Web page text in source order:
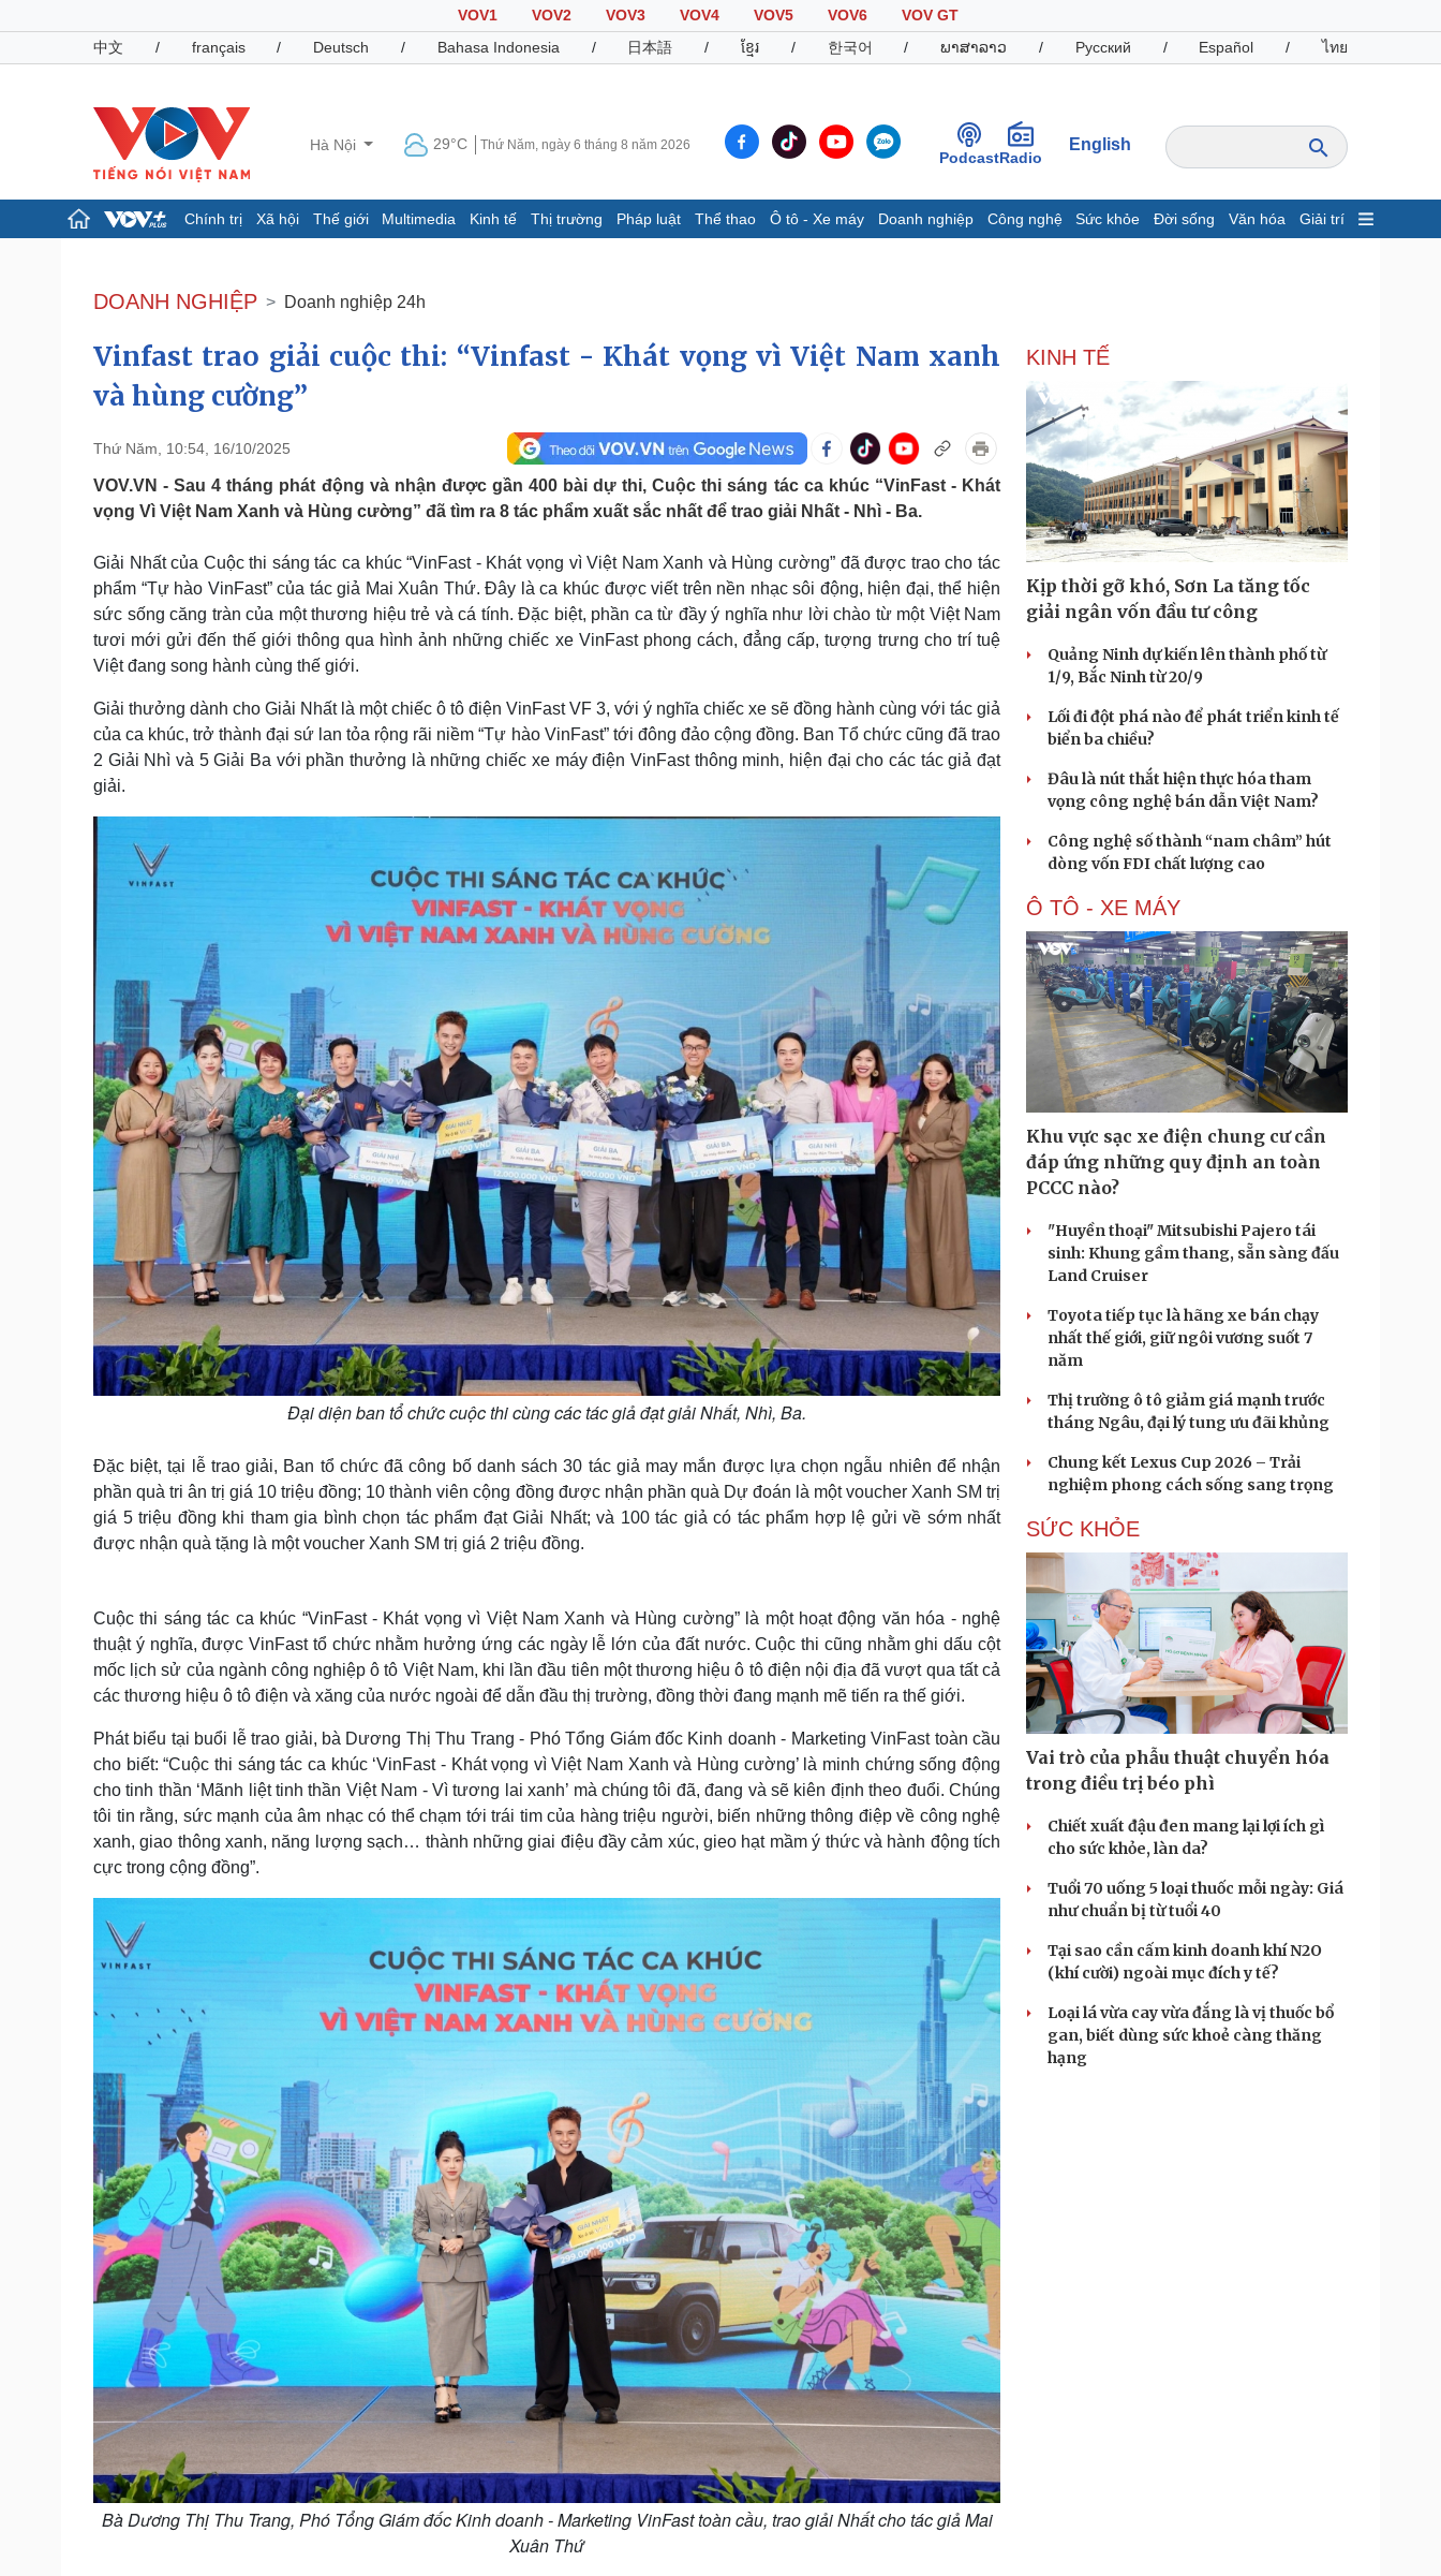
VOV1 VOV2 VOV3 VOV4 VOV5 VOV6
VOV GT
中文
/ français / Deutsch / Bahasa Indonesia / 日本語 / ខ្មែរ / 한국어 / ພາສາລາວ / Русский / Español / ไทย
Hà Nội 29°C Thứ Năm, ngày 6 tháng 8 năm 2026
PodcastRadio
English
Chính trị Xã hội Thế giới Multimedia Kinh tế Thị trường Pháp luật Thể thao Ô tô - Xe máy Doanh nghiệp Công nghệ Sức khỏe Đời sống Văn hóa Giải trí
Đảng
Tổ chức nhân sự
Nhận diện sự thật
Tin 24h
Dự báo thời tiết
Dấu ấn VOV
Infographic
Giá cà phê
Pháp luật
Tin nóng
Tư vấn luật
Việt Nam
Phân tích
Thể thao
Bóng đá
Lịch thi đấu bóng đá
Thế giới thể thao
Hậu trường
Ô tô - Xe máy
Ô tô
Xe máy
Tư vấn
Doanh nghiệp
Thông tin doanh nghiệp
Doanh nghiệp 24h
Doanh nhân
Vì cộng đồng
Công nghệ
Sành điệu
Tin Công nghệ
Trải nghiệm
Chuyển đổi số
Sức khỏe
Dinh dưỡng - món ngon
Cây thuốc
Sản phụ khoa
Nam khoa
Làm đẹp - giảm cân
Phòng mạch online
Ăn sạch sống khỏe
Đời sống
Nhà đẹp
Blog
Tình yêu - Gia đình
Văn hóa
Sân khấu - Điện ảnh
Văn học
Giải trí
Nghệ sĩ
Thời trang
Du lịch
Tư vấn
Săn Tour
Podcast
Câu chuyện thời sự
Đọc truyện đêm khuya
Cửa sổ tình yêu
Hạt giống tâm hồn
Cải chính
DOANH NGHIỆP Doanh nghiệp 24h
Vinfast trao giải cuộc thi: “Vinfast - Khát vọng vì Việt Nam xanh
và hùng cường”
Thứ Năm, 10:54, 16/10/2025
VOV.VN - Sau 4 tháng phát động và nhận được gần 400 bài dự thi, Cuộc thi sáng tác ca khúc “VinFast - Khát
vọng Vì Việt Nam Xanh và Hùng cường” đã tìm ra 8 tác phẩm xuất sắc nhất để trao giải Nhất - Nhì - Ba.
Giải Nhất của Cuộc thi sáng tác ca khúc “VinFast - Khát vọng vì Việt Nam Xanh và Hùng cường” đã được trao cho tác
phẩm “Tự hào VinFast” của tác giả Mai Xuân Thứ. Đây là ca khúc được viết trên nền nhạc sôi động, hiện đại, thể hiện
sức sống căng tràn của một thương hiệu trẻ và cá tính. Đặc biệt, phần ca từ đầy ý nghĩa như lời chào từ một Việt Nam
tươi mới gửi đến thế giới thông qua hình ảnh những chiếc xe VinFast phong cách, đẳng cấp, tượng trưng cho trí tuệ
Việt đang song hành cùng thế giới.
Giải thưởng dành cho Giải Nhất là một chiếc ô tô điện VinFast VF 3, với ý nghĩa chiếc xe sẽ đồng hành cùng với tác giả
của ca khúc, trở thành đại sứ lan tỏa rộng rãi niềm “Tự hào VinFast” tới đông đảo cộng đồng. Ban Tổ chức cũng đã trao
2 Giải Nhì và 5 Giải Ba với phần thưởng là những chiếc xe máy điện VinFast thông minh, hiện đại cho các tác giả đạt
giải.
Đại diện ban tổ chức cuộc thi cùng các tác giả đạt giải Nhất, Nhì, Ba.
Đặc biệt, tại lễ trao giải, Ban tổ chức đã công bố danh sách 30 tác giả may mắn được lựa chọn ngẫu nhiên để nhận
phần quà tri ân trị giá 10 triệu đồng; 10 thành viên cộng đồng được nhận phần quà Dự đoán là một voucher Xanh SM trị
giá 5 triệu đồng khi tham gia bình chọn tác phẩm đạt Giải Nhất; và 100 tác giả có tác phẩm hợp lệ gửi về sớm nhất
được nhận quà tặng là một voucher Xanh SM trị giá 2 triệu đồng.
Cuộc thi sáng tác ca khúc “VinFast - Khát vọng vì Việt Nam Xanh và Hùng cường” là một hoạt động văn hóa - nghệ
thuật ý nghĩa, được VinFast tổ chức nhằm hưởng ứng các ngày lễ lớn của đất nước. Cuộc thi cũng nhằm ghi dấu cột
mốc lịch sử của ngành công nghiệp ô tô Việt Nam, khi lần đầu tiên một thương hiệu ô tô điện nội địa đã vượt qua tất cả
các thương hiệu ô tô điện và xăng của nước ngoài để dẫn đầu thị trường, đồng thời đang mạnh mẽ tiến ra thế giới.
Phát biểu tại buổi lễ trao giải, bà Dương Thị Thu Trang - Phó Tổng Giám đốc Kinh doanh - Marketing VinFast toàn cầu
cho biết: “Cuộc thi sáng tác ca khúc ‘VinFast - Khát vọng vì Việt Nam Xanh và Hùng cường’ là minh chứng sống động
cho tinh thần ‘Mãnh liệt tinh thần Việt Nam - Vì tương lai xanh’ mà chúng tôi đã, đang và sẽ kiên định theo đuổi. Chúng
tôi tin rằng, sức mạnh của âm nhạc có thể chạm tới trái tim của hàng triệu người, biến những thông điệp về công nghệ
xanh, giao thông xanh, năng lượng sạch… thành những giai điệu đầy cảm xúc, gieo hạt mầm ý thức và hành động tích
cực trong cộng đồng”.
Bà Dương Thị Thu Trang, Phó Tổng Giám đốc Kinh doanh - Marketing VinFast toàn cầu, trao giải Nhất cho tác giả Mai
Xuân Thứ
KINH TẾ
Kịp thời gỡ khó, Sơn La tăng tốc
giải ngân vốn đầu tư công
Quảng Ninh dự kiến lên thành phố từ
1/9, Bắc Ninh từ 20/9
Lối đi đột phá nào để phát triển kinh tế
biển ba chiều?
Đâu là nút thắt hiện thực hóa tham
vọng công nghệ bán dẫn Việt Nam?
Công nghệ số thành “nam châm” hút
dòng vốn FDI chất lượng cao
Ô TÔ - XE MÁY
Khu vực sạc xe điện chung cư cần
đáp ứng những quy định an toàn
PCCC nào?
"Huyền thoại" Mitsubishi Pajero tái
sinh: Khung gầm thang, sẵn sàng đấu
Land Cruiser
Toyota tiếp tục là hãng xe bán chạy
nhất thế giới, giữ ngôi vương suốt 7
năm
Thị trường ô tô giảm giá mạnh trước
tháng Ngâu, đại lý tung ưu đãi khủng
Chung kết Lexus Cup 2026 – Trải
nghiệm phong cách sống sang trọng
SỨC KHỎE
Vai trò của phẫu thuật chuyển hóa
trong điều trị béo phì
Chiết xuất đậu đen mang lại lợi ích gì
cho sức khỏe, làn da?
Tuổi 70 uống 5 loại thuốc mỗi ngày: Giá
như chuẩn bị từ tuổi 40
Tại sao cần cấm kinh doanh khí N2O
(khí cười) ngoài mục đích y tế?
Loại lá vừa cay vừa đắng là vị thuốc bổ
gan, biết dùng sức khoẻ càng thăng
hạng